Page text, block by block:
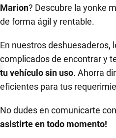
Marion? Descubre la yonke
de forma ágil y rentable.
En nuestros deshuesaderos,
complicados de encontrar y
tu vehículo sin uso. Ahorra
eficientes para tus
No dudes en comunicarte
asistirte en todo momento!